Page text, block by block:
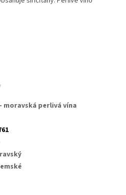
moravská perlivá vína